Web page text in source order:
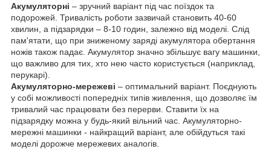
Акумуляторні – зручний варіант під час поїздок та
подорожей. Тривалість роботи зазвичай становить 40-60
хвилин, а підзарядки – 8-10 годин, залежно від моделі. Слід
пам'ятати, що при зниженому заряді акумулятора обертання
ножів також падає. Акумулятор значно збільшує вагу машинки,
що важливо для тих, хто нею часто користується (наприклад,
перукарі).
Акумуляторно-мережеві – оптимальний варіант. Поєднують
у собі можливості попередніх типів живлення, що дозволяє їм
тривалий час працювати без перерви. Ставити їх на
підзарядку можна у будь-який вільний час. Акумуляторно-
мережні машинки - найкращий варіант, але обійдуться такі
моделі дорожче мережевих аналогів.